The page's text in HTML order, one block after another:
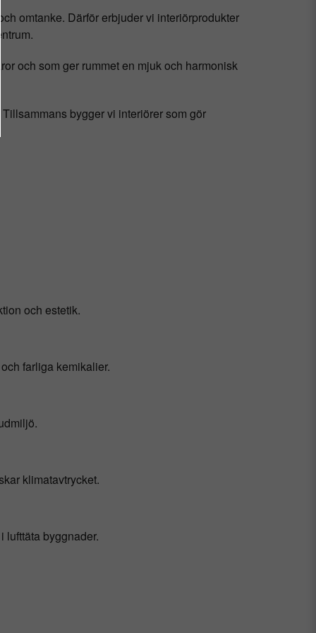
omtanke. Därför erbjuder vi interiörprodukter
och som ger rummet en mjuk och harmonisk
bygger vi interiörer som gör
och estetik.
farliga kemikalier.
klimatavtrycket.
lufttäta byggnader.